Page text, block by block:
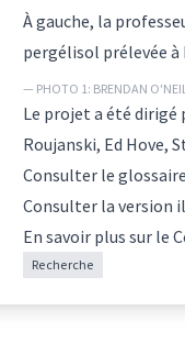
À gauche, la
pergélisol prélevée à
— PHOTO 1: BRENDAN
Le projet a été dirigé
Roujanski, Ed Hove,
Consulter le
Consulter la version
En savoir plus sur le
Recherche